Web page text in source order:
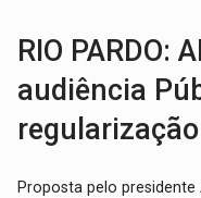
RIO PARDO:
audiência
Proposta pelo